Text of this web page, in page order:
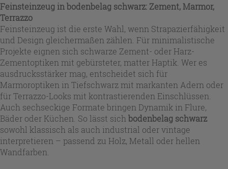
Feinsteinzeug in bodenbelag schwarz: Zement, Marmor,
Terrazzo
Feinsteinzeug ist die erste Wahl, wenn Strapazierfähigkeit
und Design gleichermaßen zählen. Für minimalistische
Projekte eignen sich schwarze Zement- oder Harz-
Zementoptiken mit gebürsteter, matter Haptik. Wer es
ausdrucksstärker mag, entscheidet sich für
Marmoroptiken in Tiefschwarz mit markanten Adern oder
für Terrazzo-Looks mit kontrastierenden Einschlüssen.
Auch sechseckige Formate bringen Dynamik in Flure,
Bäder oder Küchen. So lässt sich bodenbelag schwarz
sowohl klassisch als auch industrial oder vintage
interpretieren – passend zu Holz, Metall oder hellen
Wandfarben.